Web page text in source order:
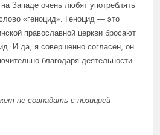
Западе очень любят употреблять
«геноцид». Геноцид — это
православной церкви бросают
И да, я совершенно согласен, он
благодаря деятельности
не совпадать с позицией